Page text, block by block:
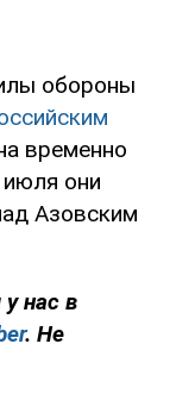
обороны
временно
июля они
Азовским
нас в
. Не